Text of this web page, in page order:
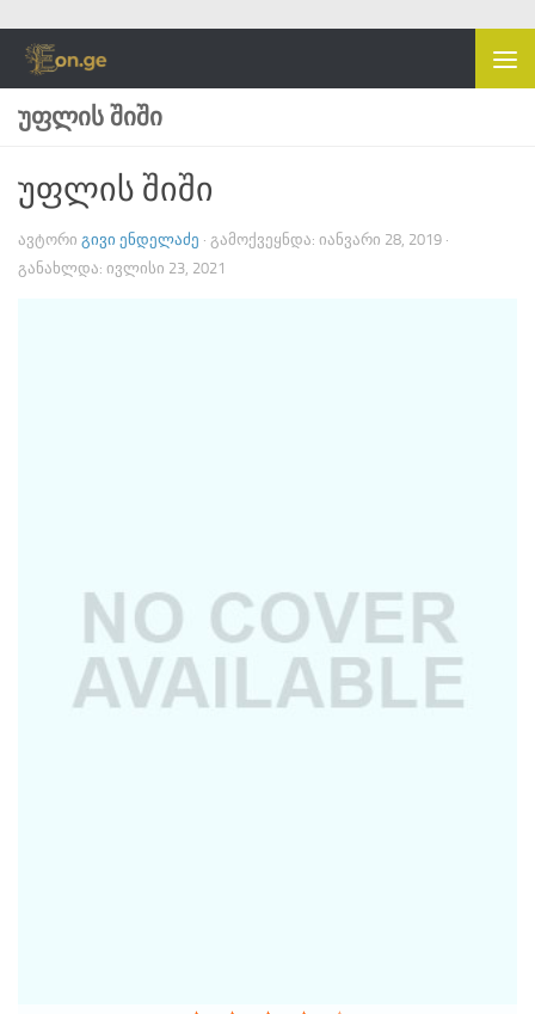
Skip to content
ᲣᲤᲚᲘᲡ ᲨᲘᲨᲘ
უფლის შიში
ᲐᲕᲢᲝᲠᲘ ᲒᲘᲕᲘ ᲔᲜᲓᲔᲚᲐᲫᲔ · ᲒᲐᲛᲝᲥᲕᲔᲧᲜᲓᲐ: ᲘᲐᲜᲕᲐᲠᲘ 28, 2019 ·
ᲒᲐᲜᲐᲮᲚᲓᲐ: ᲘᲕᲚᲘᲡᲘ 23, 2021